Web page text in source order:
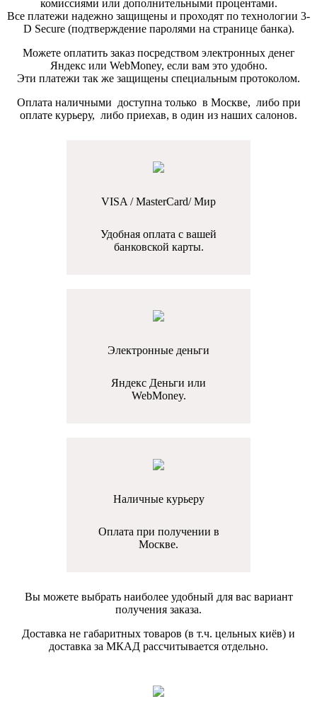
комиссиями или дополнительными процентами.
Все платежи надежно защищены и проходят по технологии 3-
D Secure (подтверждение паролями на странице банка).
Можете оплатить заказ посредством электронных денег
Яндекс или WebMoney, если вам это удобно.
Эти платежи так же защищены специальным протоколом.
Оплата наличными доступна только в Москве, либо при
оплате курьеру, либо приехав, в один из наших салонов.
VISA / MasterCard/ Мир
Удобная оплата с вашей
банковской карты.
Электронные деньги
Яндекс Деньги или
WebMoney.
Наличные курьеру
Оплата при получении в
Москве.
Вы можете выбрать наиболее удобный для вас вариант
получения заказа.
Доставка не габаритных товаров (в т.ч. цельных киёв) и
доставка за МКАД рассчитывается отдельно.